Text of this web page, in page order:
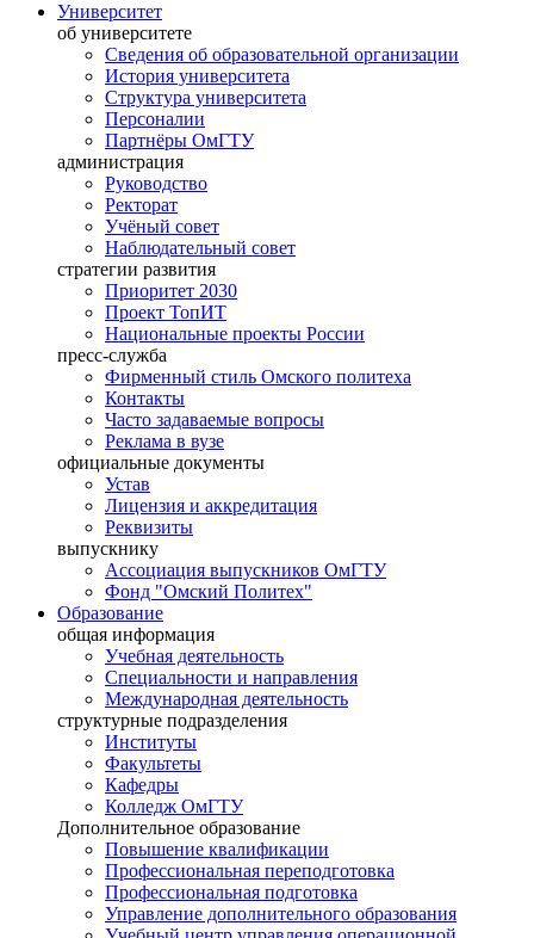
Университет
об университете
Сведения об образовательной организации
История университета
Структура университета
Персоналии
Партнёры ОмГТУ
администрация
Руководство
Ректорат
Учёный совет
Наблюдательный совет
стратегии развития
Приоритет 2030
Проект ТопИТ
Национальные проекты России
пресс-служба
Фирменный стиль Омского политеха
Контакты
Часто задаваемые вопросы
Реклама в вузе
официальные документы
Устав
Лицензия и аккредитация
Реквизиты
выпускнику
Ассоциация выпускников ОмГТУ
Фонд "Омский Политех"
Образование
общая информация
Учебная деятельность
Специальности и направления
Международная деятельность
структурные подразделения
Институты
Факультеты
Кафедры
Колледж ОмГТУ
Дополнительное образование
Повышение квалификации
Профессиональная переподготовка
Профессиональная подготовка
Управление дополнительного образования